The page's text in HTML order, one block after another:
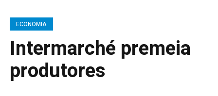
ECONOMIA
Intermarché premeia
produtores